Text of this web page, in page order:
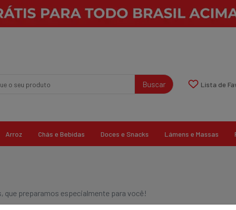
Buscar Lista de
Arroz Chás e Bebidas Doces e Snacks Lámens e Massas
que preparamos especialmente para você!